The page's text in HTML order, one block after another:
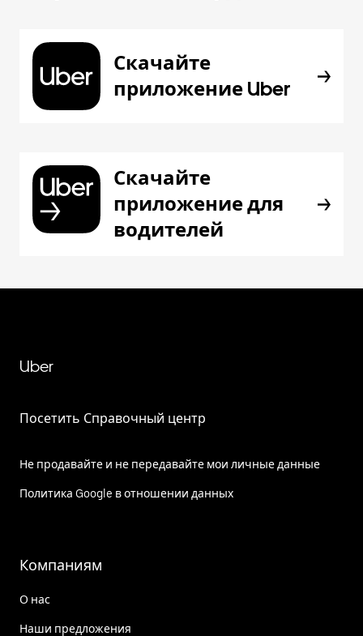
Скачайте
приложение Uber
Скачайте
приложение для
водителей
Uber
Посетить Справочный центр
Не продавайте и не передавайте мои личные данные
Политика Google в отношении данных
Компаниям
О нас
Наши предложения